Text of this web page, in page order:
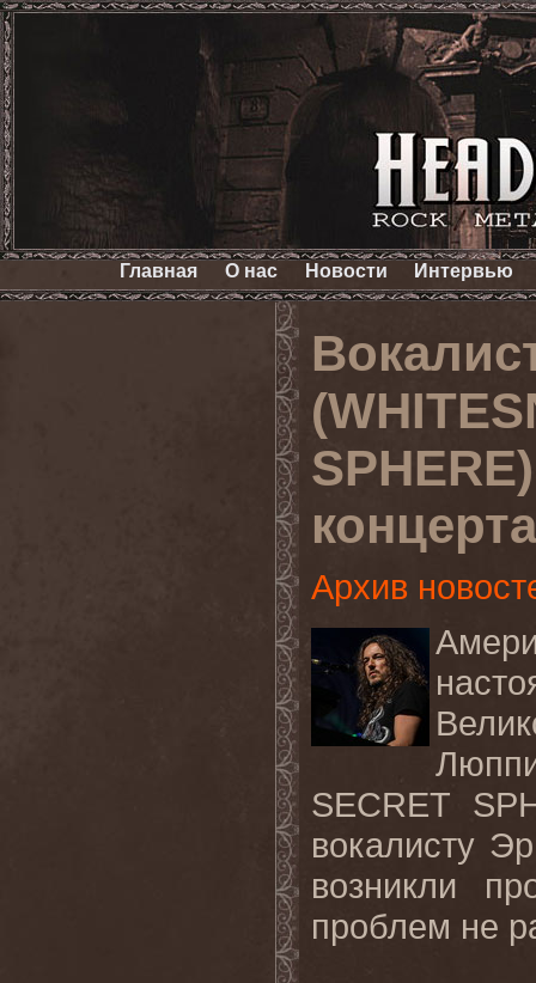
Главная О нас Новости Интервью
Архив
SECRET
вокалисту
возникли
проблем не